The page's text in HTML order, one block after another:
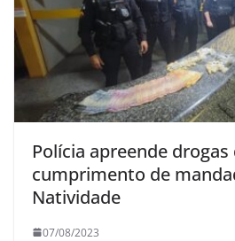
Polícia apreende
cumprimento de
Natividade
07/08/2023